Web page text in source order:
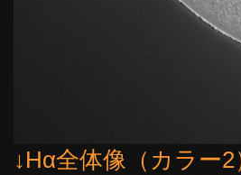
↓Hα全体像（カラー2